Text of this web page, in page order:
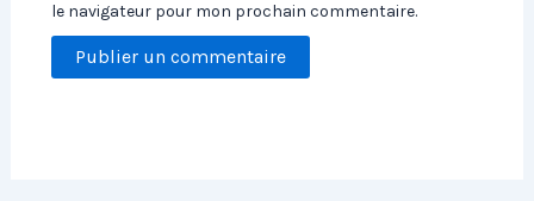
le navigateur pour mon prochain commentaire.